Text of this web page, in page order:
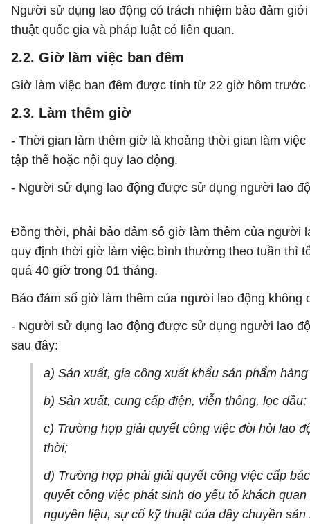
Người sử dụng lao động có trách nhiệm bảo đảm
thuật quốc gia và pháp luật có liên quan.
2.2. Giờ làm việc ban đêm
Giờ làm việc ban đêm được tính từ 22 giờ hôm
2.3. Làm thêm giờ
- Thời gian làm thêm giờ là khoảng thời gian làm
tập thể hoặc nội quy lao động.
- Người sử dụng lao động được sử dụng người lao
Đồng thời, phải bảo đảm số giờ làm thêm của người
quy định thời giờ làm việc bình thường theo tuần thì
quá 40 giờ trong 01 tháng.
Bảo đảm số giờ làm thêm của người lao động không
- Người sử dụng lao động được sử dụng người lao
sau đây:
a) Sản xuất, gia công xuất khẩu sản phẩm
b) Sản xuất, cung cấp điện, viễn thông, lọc
c) Trường hợp giải quyết công việc đòi hỏi lao
thời;
d) Trường hợp phải giải quyết công việc cấp
quyết công việc phát sinh do yếu tố khách
nguyên liệu, sự cố kỹ thuật của dây chuyền sản